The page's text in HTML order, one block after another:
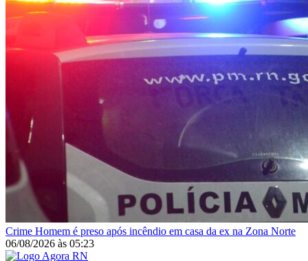
Crime Homem é preso após incêndio em casa da ex na Zona Norte
06/08/2026 às 05:23